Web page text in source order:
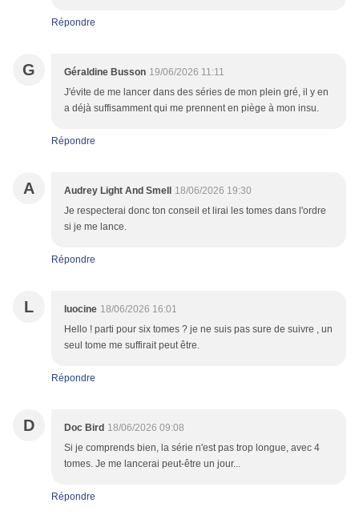
Répondre
G Géraldine Busson 19/06/2026 11:11
J'évite de me lancer dans des séries de mon plein gré, il y en
a déjà suffisamment qui me prennent en piège à mon insu.
Répondre
A Audrey Light And Smell
18/06/2026 19:30
Je respecterai donc ton conseil et lirai les tomes dans l'ordre
si je me lance.
Répondre
L luocine 18/06/2026 16:01
Hello ! parti pour six tomes ? je ne suis pas sure de suivre , un
seul tome me suffirait peut être.
Répondre
D Doc Bird 18/06/2026 09:08
Si je comprends bien, la série n'est pas trop longue, avec 4
tomes. Je me lancerai peut-être un jour...
Répondre